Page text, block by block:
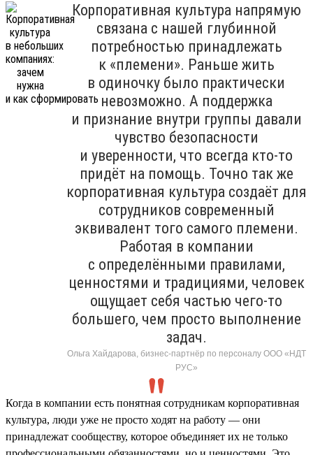
Корпоративная культура напрямую
связана с нашей глубинной
потребностью принадлежать
к «племени». Раньше жить
в одиночку было практически
невозможно. А поддержка
и признание внутри группы давали
чувство безопасности
и уверенности, что всегда кто-то
придёт на помощь. Точно так же
корпоративная культура создаёт для
сотрудников современный
эквивалент того самого племени.
Работая в компании
с определёнными правилами,
ценностями и традициями, человек
ощущает себя частью чего-то
большего, чем просто выполнение
задач.
Ольга Хайдарова, бизнес-партнёр по персоналу ООО «НДТ
РУС»
Когда в компании есть понятная сотрудникам корпоративная
культура, люди уже не просто ходят на работу — они
принадлежат сообществу, которое объединяет их не только